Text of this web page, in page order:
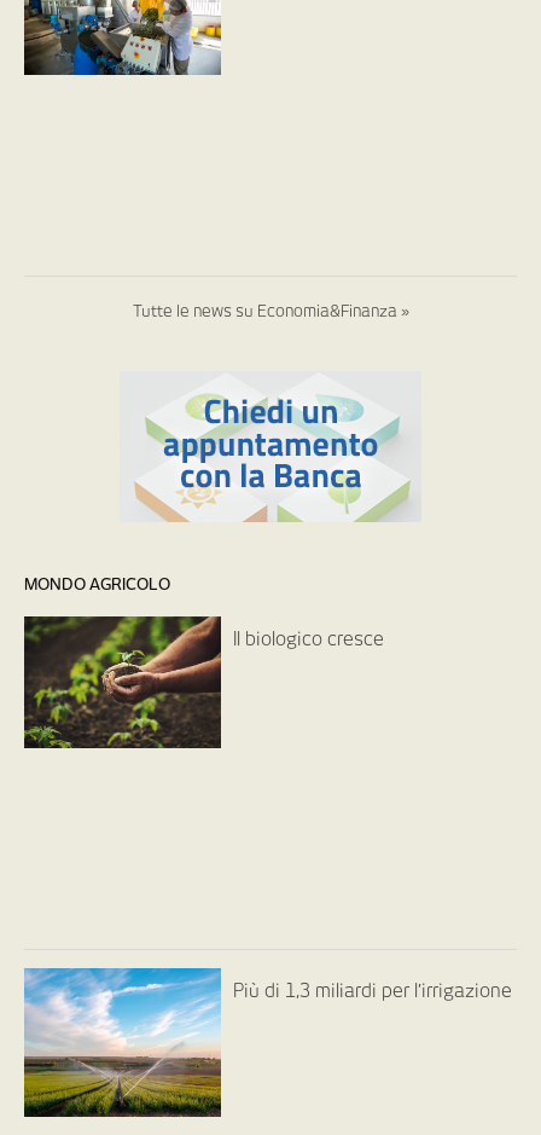
Tutte le news su Economia&Finanza »
MONDO AGRICOLO
Il biologico cresce
Più di 1,3 miliardi per l’irrigazione